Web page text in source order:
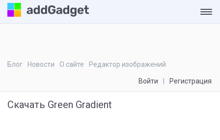
Блог Новости О сайте Редактор изображений
Войти Регистрация
Скачать Green Gradient